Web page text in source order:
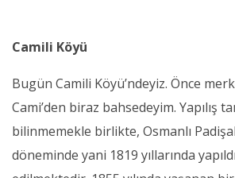
Camili Köyü
Bugün Camili Köyü’ndeyiz. Önce
Cami’den biraz bahsedeyim. Yapılış
bilinmemekle birlikte, Osmanlı
döneminde yani 1819 yıllarında